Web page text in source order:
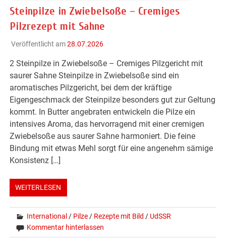
Steinpilze in Zwiebelsoße – Cremiges
Pilzrezept mit Sahne
Veröffentlicht am28.07.2026
2 Steinpilze in Zwiebelsoße – Cremiges Pilzgericht mit
saurer Sahne Steinpilze in Zwiebelsoße sind ein
aromatisches Pilzgericht, bei dem der kräftige
Eigengeschmack der Steinpilze besonders gut zur Geltung
kommt. In Butter angebraten entwickeln die Pilze ein
intensives Aroma, das hervorragend mit einer cremigen
Zwiebelsoße aus saurer Sahne harmoniert. Die feine
Bindung mit etwas Mehl sorgt für eine angenehm sämige
Konsistenz […]
WEITERLESEN
International / Pilze / Rezepte mit Bild / UdSSR
Kommentar hinterlassen